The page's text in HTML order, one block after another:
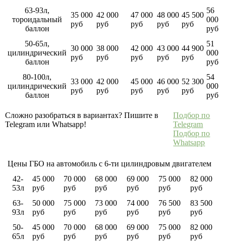
63-93л,
тороидальный
баллон
35 000
руб
42 000
руб
47 000
руб
48 000
руб
45 500
руб
56
000
руб
50-65л,
цилиндрический
баллон
30 000
руб
38 000
руб
42 000
руб
43 000
руб
44 900
руб
51
000
руб
80-100л,
цилиндрический
баллон
33 000
руб
42 000
руб
45 000
руб
46 000
руб
52 300
руб
54
000
руб
Сложно разобраться в вариантах? Пишите в
Telegram или Whatsapp!
Подбор по
Telegram
Подбор по
Whatsapp
Цены ГБО на автомобиль с 6-ти цилиндровым двигателем
42-
53л
45 000
руб
70 000
руб
68 000
руб
69 000
руб
75 000
руб
82 000
руб
63-
93л
50 000
руб
75 000
руб
73 000
руб
74 000
руб
76 500
руб
83 500
руб
50-
65л
45 000
руб
70 000
руб
68 000
руб
69 000
руб
75 000
руб
82 000
руб